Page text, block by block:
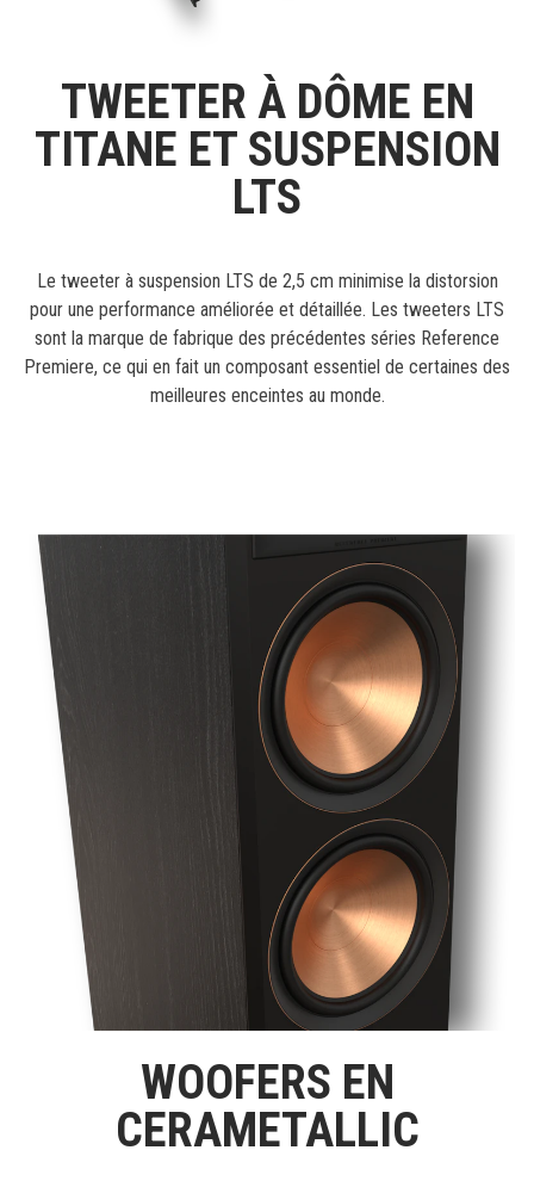
TWEETER À DÔME EN
TITANE ET SUSPENSION
LTS
Le tweeter à suspension LTS de 2,5 cm minimise la distorsion
pour une performance améliorée et détaillée. Les tweeters LTS
sont la marque de fabrique des précédentes séries Reference
Premiere, ce qui en fait un composant essentiel de certaines des
meilleures enceintes au monde.
WOOFERS EN
CERAMETALLIC